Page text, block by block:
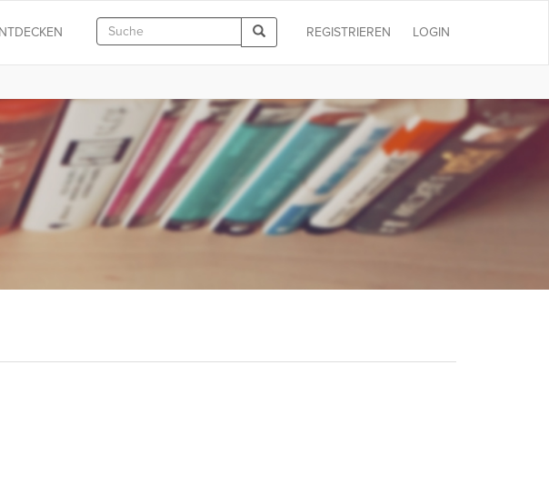
LOGIN
REGISTRIEREN